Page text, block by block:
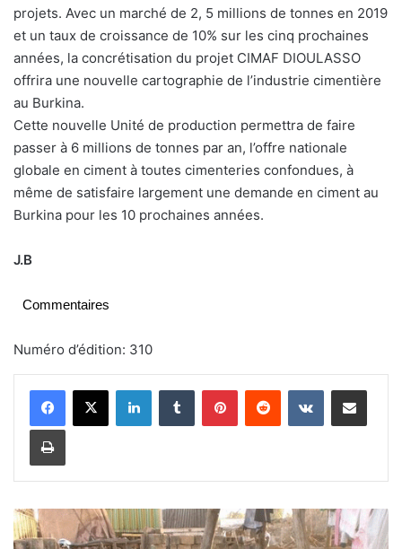
projets. Avec un marché de 2, 5 millions de tonnes en 2019
et un taux de croissance de 10% sur les cinq prochaines
années, la concrétisation du projet CIMAF DIOULASSO
offrira une nouvelle cartographie de l’industrie cimentière
au Burkina.
Cette nouvelle Unité de production permettra de faire
passer à 6 millions de tonnes par an, l’offre nationale
globale en ciment à toutes cimenteries confondues, à
même de satisfaire largement une demande en ciment au
Burkina pour les 10 prochaines années.
J.B
Commentaires
Numéro d’édition: 310
I
n